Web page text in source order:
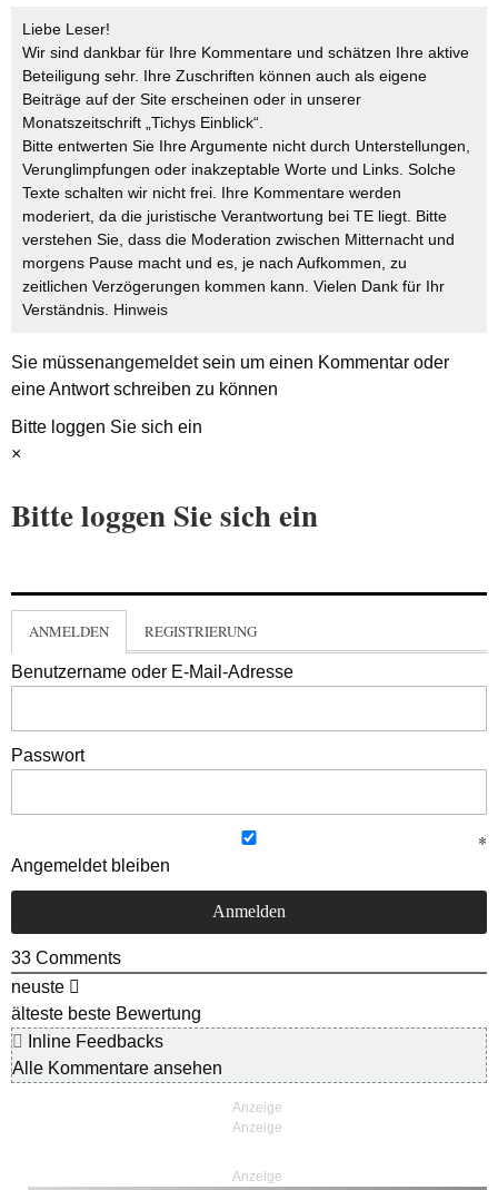
Liebe Leser!
Wir sind dankbar für Ihre Kommentare und schätzen Ihre aktive
Beteiligung sehr. Ihre Zuschriften können auch als eigene
Beiträge auf der Site erscheinen oder in unserer
Monatszeitschrift „Tichys Einblick“.
Bitte entwerten Sie Ihre Argumente nicht durch Unterstellungen,
Verunglimpfungen oder inakzeptable Worte und Links. Solche
Texte schalten wir nicht frei. Ihre Kommentare werden
moderiert, da die juristische Verantwortung bei TE liegt. Bitte
verstehen Sie, dass die Moderation zwischen Mitternacht und
morgens Pause macht und es, je nach Aufkommen, zu
zeitlichen Verzögerungen kommen kann. Vielen Dank für Ihr
Verständnis. Hinweis
Sie müssenangemeldetsein um einen Kommentar oder
eine Antwort schreiben zu können
Bitte loggen Sie sich ein
×
Bitte loggen Sie sich ein
ANMELDEN REGISTRIERUNG
Benutzername oder E-Mail-Adresse
Passwort
Angemeldet bleiben
33 Comments
neuste
älteste beste Bewertung
Inline Feedbacks
Alle Kommentare ansehen
Anzeige